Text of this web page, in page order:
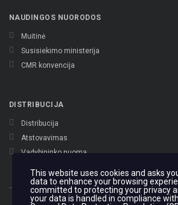
NAUDINGOS NUORODOS
Muitinė
Susisiekimo ministerija
CMR konvencija
DISTRIBUCIJA
Distribucija
Atstovavimas
Vadybininko nuoma
This website uses cookies and asks
data to enhance your browsing
committed to protecting your privacy
your data is handled in compliance